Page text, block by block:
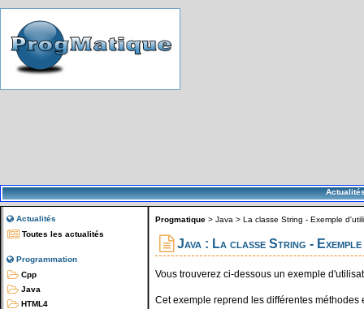
Actualités
Toutes les actualités
Programmation
Cpp
Java
HTML4
Progmatique > Java > La classe String - Exemple
Java : La classe String -
Vous trouverez ci-dessous un exemple
Cet exemple reprend les différentes